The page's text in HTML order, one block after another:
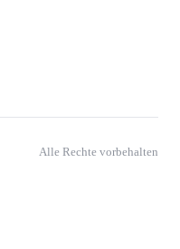
Alle Rechte vorbehalten